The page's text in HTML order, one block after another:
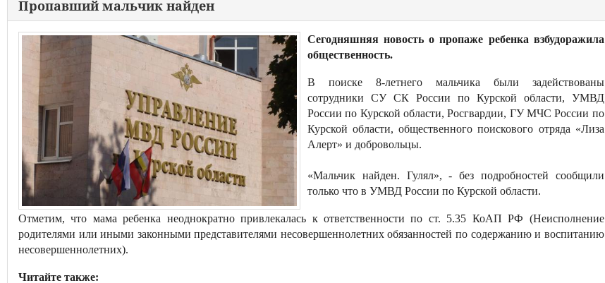
Пропавший мальчик найден
Сегодняшняя новость о пропаже ребенка взбудоражила
общественность.
В поиске 8-летнего мальчика были задействованы
сотрудники СУ СК России по Курской области, УМВД
России по Курской области, Росгвардии, ГУ МЧС России по
Курской области, общественного поискового отряда «Лиза
Алерт» и добровольцы.
«Мальчик найден. Гулял», - без подробностей сообщили
только что в УМВД России по Курской области.
Отметим, что мама ребенка неоднократно привлекалась к ответственности по ст. 5.35 КоАП РФ (Неисполнение
родителями или иными законными представителями несовершеннолетних обязанностей по содержанию и воспитанию
несовершеннолетних).
Читайте также: